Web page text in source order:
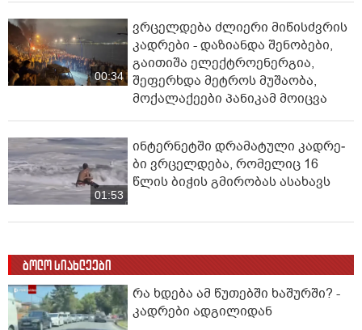
00:34
ვრცელდება ძლიერი მიწისძვრის
კადრები - დაზიანდა შენობები,
გაითიშა ელექტროენერგია,
შეფერხდა მეტროს მუშაობა,
მოქალაქეები პანიკამ მოიცვა
01:53
ინ­ტერ­ნეტ­ში დრა­მა­ტუ­ლი კად­რე­
ბი ვრცელდება, რომელიც 16
წლის ბიჭის გმირობას ასახავს
ბოლო სიახლეები
რა ხდება ამ წუთებში ხაშურში? -
კადრები ადგილიდან